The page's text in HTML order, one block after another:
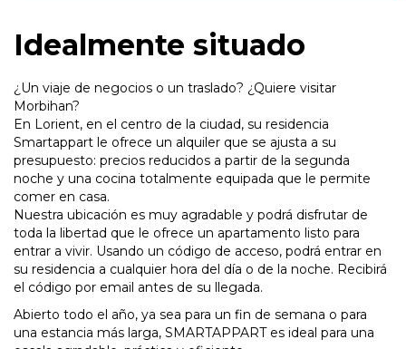
Idealmente situado
¿Un viaje de negocios o un traslado? ¿Quiere visitar
Morbihan?
En Lorient, en el centro de la ciudad, su residencia
Smartappart le ofrece un alquiler que se ajusta a su
presupuesto: precios reducidos a partir de la segunda
noche y una cocina totalmente equipada que le permite
comer en casa.
Nuestra ubicación es muy agradable y podrá disfrutar de
toda la libertad que le ofrece un apartamento listo para
entrar a vivir. Usando un código de acceso, podrá entrar en
su residencia a cualquier hora del día o de la noche. Recibirá
el código por email antes de su llegada.
Abierto todo el año, ya sea para un fin de semana o para
una estancia más larga, SMARTAPPART es ideal para una